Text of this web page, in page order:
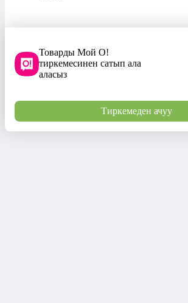
Товарды Мой О!
тиркемесинен сатып ала
аласыз
Тиркемеден ачуу